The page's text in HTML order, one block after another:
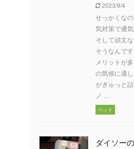
2023/9/4
せっかくな
気対策で通
そして頑丈
そうなんで
メリットが
の気候に適
がぎゅっと
ノ ...
ベッド
ダイソー